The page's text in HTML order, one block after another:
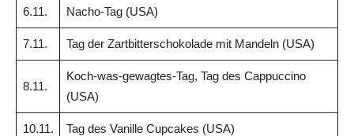
6.11. Nacho-Tag (USA)
7.11. Tag der Zartbitterschokolade mit Mandeln (USA)
8.11.
Koch-was-gewagtes-Tag, Tag des Cappuccino
(USA)
10.11. Tag des Vanille Cupcakes (USA)